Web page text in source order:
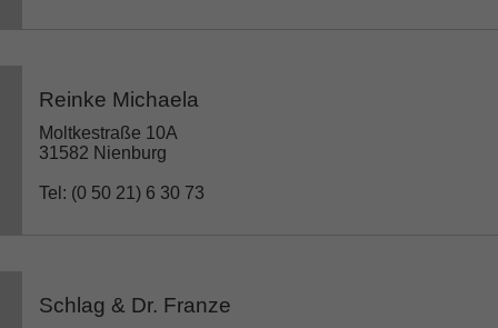
Reinke Michaela
Moltkestraße 10A
31582 Nienburg
Tel: (0 50 21) 6 30 73
Schlag & Dr. Franze